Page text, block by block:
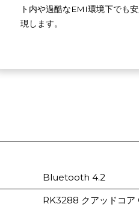
ト内や過酷なEMI環境下でも
現します。
Bluetooth 4.2
RK3288 クアッドコ